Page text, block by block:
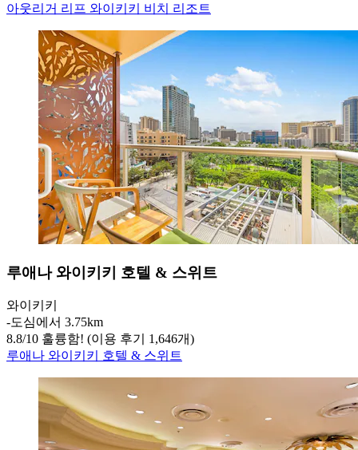
아웃리거 리프 와이키키 비치 리조트
루애나 와이키키 호텔 & 스위트
와이키키
‐도심에서 3.75km
8.8/10 훌륭함! (이용 후기 1,646개)
루애나 와이키키 호텔 & 스위트